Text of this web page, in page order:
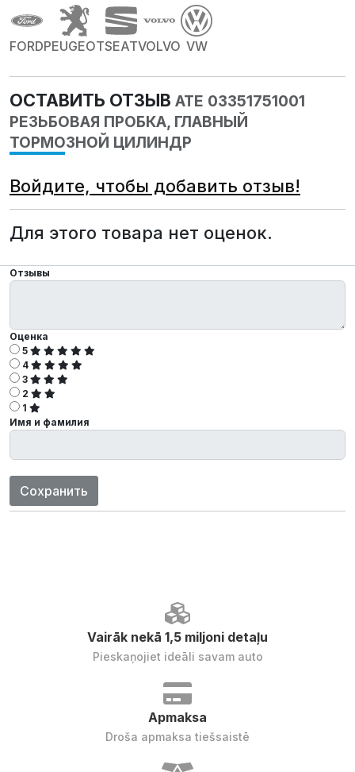
FORDPEUGEOTSEATVOLVO VW
ОСТАВИТЬ ОТЗЫВ ATE 03351751001
РЕЗЬБОВАЯ ПРОБКА, ГЛАВНЫЙ
ТОРМОЗНОЙ ЦИЛИНДР
Войдите, чтобы добавить отзыв!
Для этого товара нет оценок.
Отзывы
Оценка
5
4
3
2
1
Имя и фамилия
Сохранить
Vairāk nekā 1,5 miljoni detaļu
Pieskaņojiet ideāli savam auto
Apmaksa
Droša apmaksa tiešsaistē